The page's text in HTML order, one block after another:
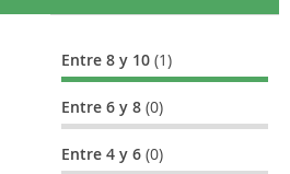
Entre 8 y 10(1)
Entre 6 y 8(0)
Entre 4 y 6(0)